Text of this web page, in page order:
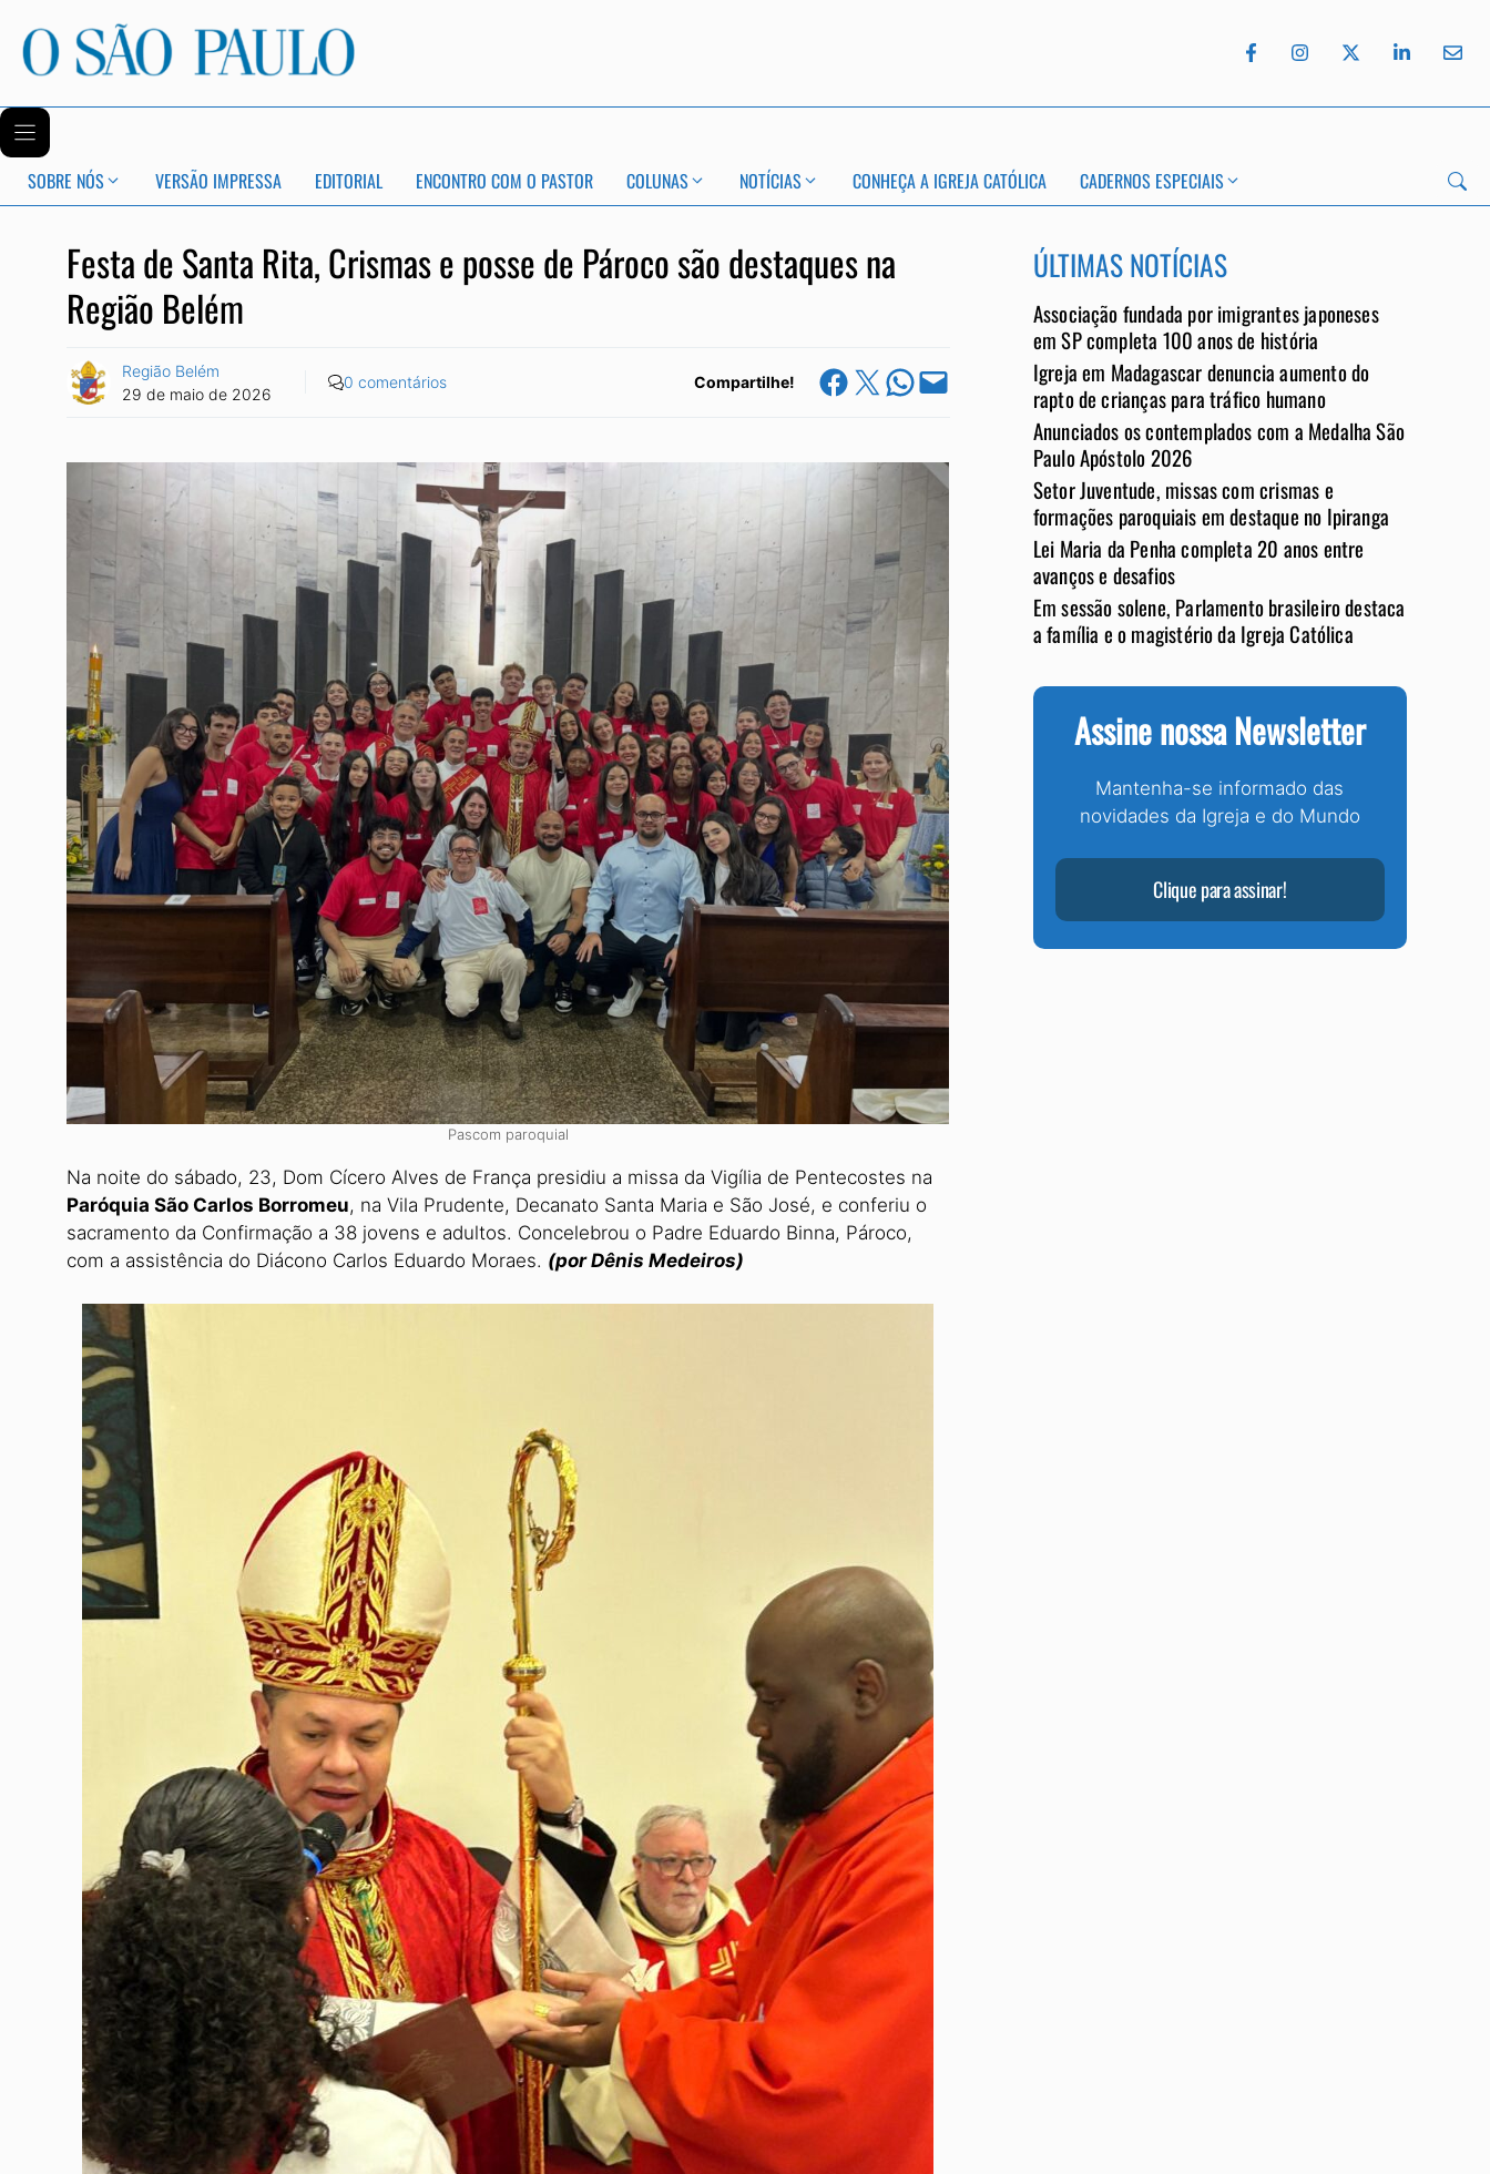
SOBRE NÓS VERSÃO IMPRESSA EDITORIAL ENCONTRO COM O PASTOR COLUNAS NOTÍCIAS CONHEÇA A IGREJA CATÓLICA CADERNOS ESPECIAIS
Festa de Santa Rita, Crismas e posse de Pároco são destaques na
Região Belém
Região Belém
29 de maio de 2026
0 comentários Compartilhe! Share on Facebook
Share on X Share on WhatsApp
Email this Page
Pascom paroquial
Na noite do sábado, 23, Dom Cícero Alves de França presidiu a missa da Vigília de Pente­costes na
Paróquia São Carlos Borromeu, na Vila Prudente, Decanato Santa Maria e São José, e conferiu o
sacramento da Confirmação a 38 jovens e adultos. Concelebrou o Padre Eduardo Binna, Pároco,
com a assistência do Diácono Carlos Eduardo Moraes. (por Dênis Medeiros)
ÚLTIMAS NOTÍCIAS
Associação fundada por imigrantes japoneses
em SP completa 100 anos de história
Igreja em Madagascar denuncia aumento do
rapto de crianças para tráfico humano
Anunciados os contemplados com a Medalha São
Paulo Apóstolo 2026
Setor Juventude, missas com crismas e
formações paroquiais em destaque no Ipiranga
Lei Maria da Penha completa 20 anos entre
avanços e desafios
Em sessão solene, Parlamento brasileiro destaca
a família e o magistério da Igreja Católica
Assine nossa Newsletter
Mantenha-se informado das
novidades da Igreja e do Mundo
Clique para assinar!